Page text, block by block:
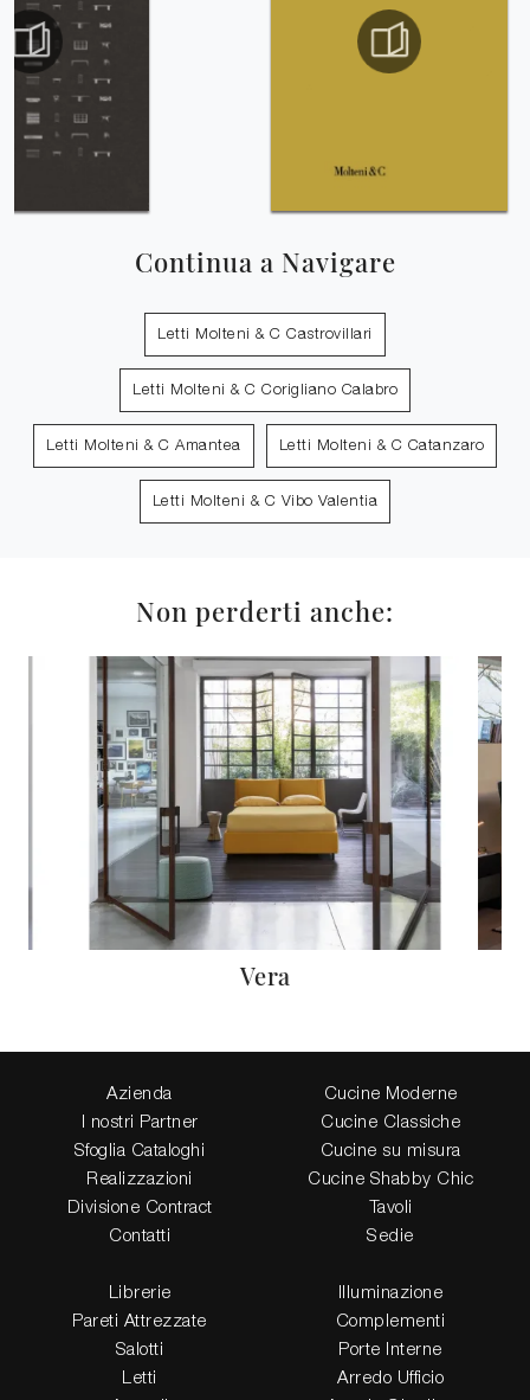
Continua a Navigare
Letti Molteni & C Castrovillari
Letti Molteni & C Corigliano Calabro
Letti Molteni & C Amantea Letti Molteni & C Catanzaro
Letti Molteni & C Vibo Valentia
Non perderti anche:
Vera
Azienda
I nostri Partner
Sfoglia Cataloghi
Realizzazioni
Divisione Contract
Contatti
Cucine Moderne
Cucine Classiche
Cucine su misura
Cucine Shabby Chic
Tavoli
Sedie
Librerie
Pareti Attrezzate
Salotti
Letti
Illuminazione
Complementi
Porte Interne
Arredo Ufficio